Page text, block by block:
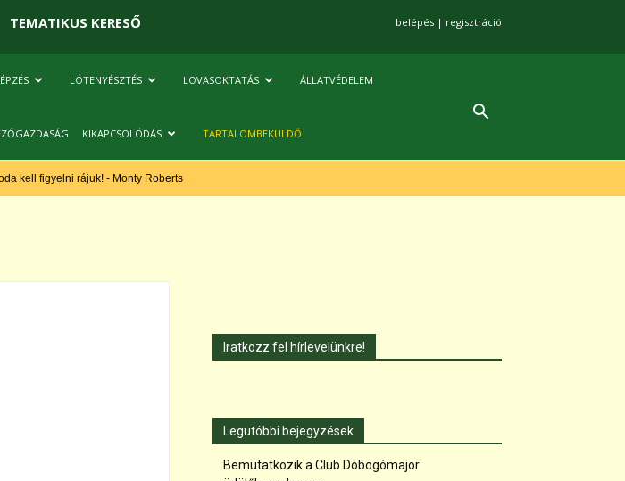
TEMATIKUS KERESŐ belépés | regisztráció
LÓTENYÉSZTÉS LOVASOKTATÁS ÁLLATVÉDELEM
KIKAPCSOLÓDÁS TARTALOMBEKÜLDŐ
kell figyelni rájuk! - Monty Roberts
Iratkozz fel hírlevelünkre!
Legutóbbi bejegyzések
Bemutatkozik a Club Dobogómajor